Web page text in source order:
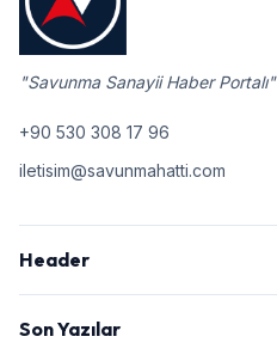
"Savunma Sanayii Haber Portalı"
+90 530 308 17 96
iletisim@savunmahatti.com
Header
Son Yazılar